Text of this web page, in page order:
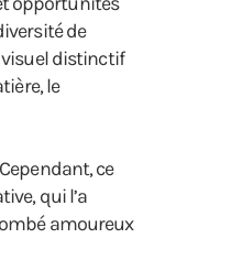
de
visuel distinctif
le
ce
qui l’a
amoureux